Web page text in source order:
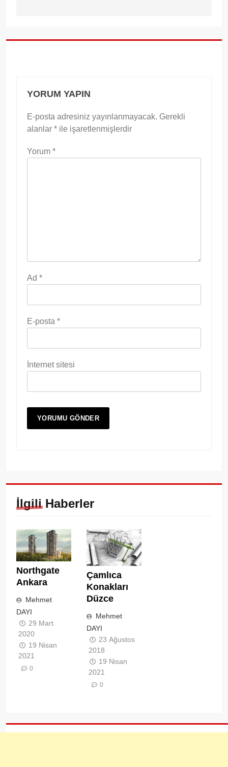
YORUM YAPIN
E-posta adresiniz yayınlanmayacak. Gerekli
alanlar * ile işaretlenmişlerdir
Yorum *
Ad *
E-posta *
İnternet sitesi
İlgili Haberler
Northgate
Ankara
Mehmet
DAYI
29 Mart
2020
19 Nisan
2021
0
Çamlıca
Konakları
Düzce
Mehmet
DAYI
23 Ağustos
2018
19 Nisan
2021
0